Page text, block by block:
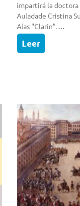
impartirá la
Auladade Cristina
Alas “Clarín”….
Leer